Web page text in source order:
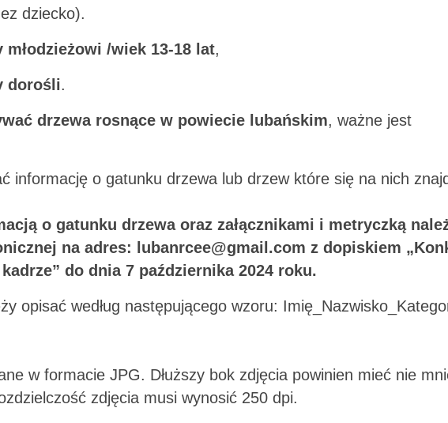
dziecko).
/wiek 13-18 lat,
dorośli.
drzewa rosnące w powiecie lubańskim, ważne jest
informację o gatunku drzewa lub drzew które się na nich
o gatunku drzewa oraz załącznikami i metryczką
na adres: lubanrcee@gmail.com z dopiskiem
do dnia 7 października 2024 roku.
opisać według następującego wzoru:
w formacie JPG. Dłuższy bok zdjęcia powinien mieć nie
zdjęcia musi wynosić 250 dpi.